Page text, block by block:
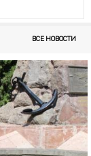
ВСЕ НОВОСТИ